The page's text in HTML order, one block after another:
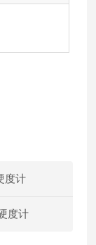
度计
度计